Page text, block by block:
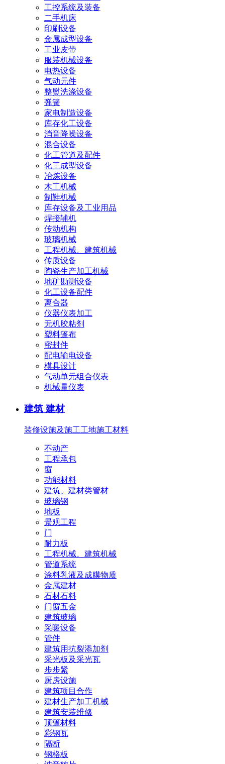
工控系统及装备
二手机床
印刷设备
金属成型设备
工业皮带
服装机械设备
电热设备
气动元件
整熨洗涤设备
弹簧
家电制造设备
库存化工设备
消音降噪设备
混合设备
化工管道及配件
化工成型设备
冶炼设备
木工机械
制鞋机械
库存设备及工业用品
焊接辅机
传动机构
玻璃机械
工程机械、建筑机械
传质设备
陶瓷生产加工机械
地矿勘测设备
化工设备配件
离合器
仪器仪表加工
无机胶粘剂
塑料篷布
密封件
配电输电设备
模具设计
气动单元组合仪表
机械量仪表
建筑 建材
装修设施及施工工地施工材料
不动产
工程承包
窗
功能材料
建筑、建材类管材
玻璃钢
地板
景观工程
门
耐力板
工程机械、建筑机械
管道系统
涂料乳液及成膜物质
金属建材
石材石料
门窗五金
建筑玻璃
采暖设备
管件
建筑用抗裂添加剂
采光板及采光瓦
步步紧
厨房设施
建筑项目合作
建材生产加工机械
建筑安装维修
顶篷材料
彩钢瓦
隔断
钢格板